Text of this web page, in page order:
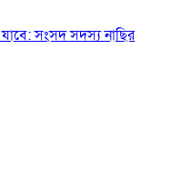
সংসদ সদস্য নাছির